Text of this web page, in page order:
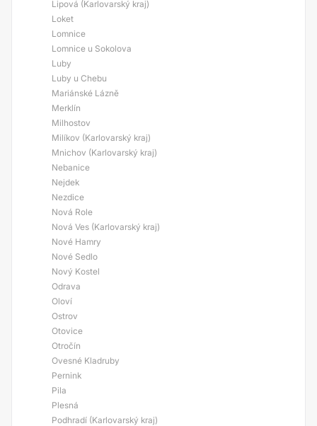
Lipová (Karlovarský kraj)
Loket
Lomnice
Lomnice u Sokolova
Luby
Luby u Chebu
Mariánské Lázně
Merklín
Milhostov
Milíkov (Karlovarský kraj)
Mnichov (Karlovarský kraj)
Nebanice
Nejdek
Nezdice
Nová Role
Nová Ves (Karlovarský kraj)
Nové Hamry
Nové Sedlo
Nový Kostel
Odrava
Oloví
Ostrov
Otovice
Otročín
Ovesné Kladruby
Pernink
Pila
Plesná
Podhradí (Karlovarský kraj)